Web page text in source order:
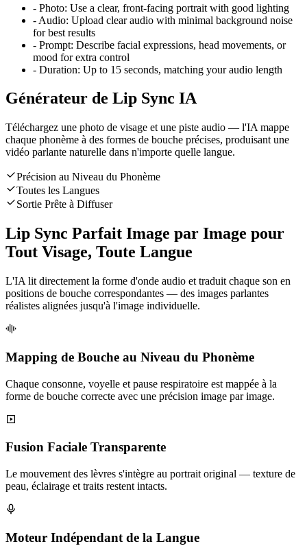
- Photo: Use a clear, front-facing portrait with good lighting
- Audio: Upload clear audio with minimal background noise
for best results
- Prompt: Describe facial expressions, head movements, or
mood for extra control
- Duration: Up to 15 seconds, matching your audio length
Générateur de Lip Sync IA
Téléchargez une photo de visage et une piste audio — l'IA mappe
chaque phonème à des formes de bouche précises, produisant une
vidéo parlante naturelle dans n'importe quelle langue.
Précision au Niveau du Phonème
Toutes les Langues
Sortie Prête à Diffuser
Lip Sync Parfait Image par Image pour
Tout Visage, Toute Langue
L'IA lit directement la forme d'onde audio et traduit chaque son en
positions de bouche correspondantes — des images parlantes
réalistes alignées jusqu'à l'image individuelle.
Mapping de Bouche au Niveau du Phonème
Chaque consonne, voyelle et pause respiratoire est mappée à la
forme de bouche correcte avec une précision image par image.
Fusion Faciale Transparente
Le mouvement des lèvres s'intègre au portrait original — texture de
peau, éclairage et traits restent intacts.
Moteur Indépendant de la Langue